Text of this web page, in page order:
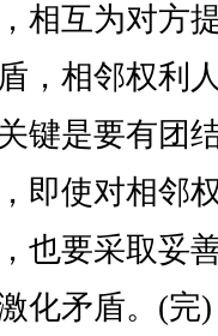
相互为对方
，相邻权利
键是要有团
即使对相邻
也要采取妥
化矛盾。(完)